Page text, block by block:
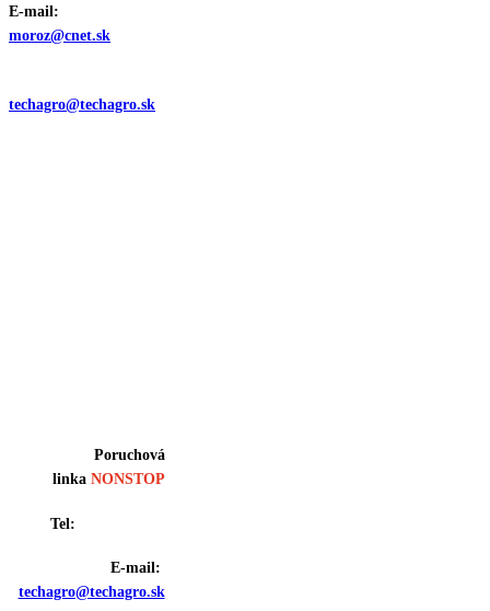
E-mail:
moroz@cnet.sk
techagro@techagro.sk
Poruchová
linka NONSTOP
Tel:
E-mail:
techagro@techagro.sk